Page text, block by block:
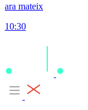
ara mateix
10:30